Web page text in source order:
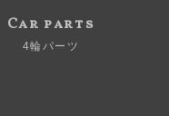
Car parts
4輪パーツ